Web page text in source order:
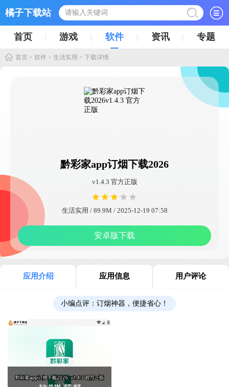
橘子下载站
首页 游戏 软件 资讯 专题
首页 > 软件 > 生活实用 > 下载详情
黔彩家app订烟下载2026
v1.4.3 官方正版
生活实用 / 89.9M / 2025-12-19 07:58
安卓版下载
应用介绍 应用信息 用户评论
小编点评： 订烟神器，便捷省心！